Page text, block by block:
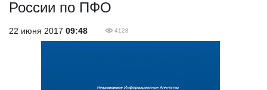
России по ПФО
22 июня 2017 09:48 4128